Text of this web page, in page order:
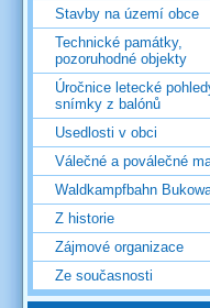
Stavby na území obce
Technické památky,
pozoruhodné objekty
Úročnice letecké
snímky z balónů
Usedlosti v obci
Válečné a poválečné
Waldkampfbahn
Z historie
Zájmové organizace
Ze současnosti